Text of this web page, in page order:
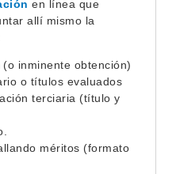
en línea que
allí mismo la
inminente obtención)
o títulos evaluados
terciaria (título y
méritos (formato